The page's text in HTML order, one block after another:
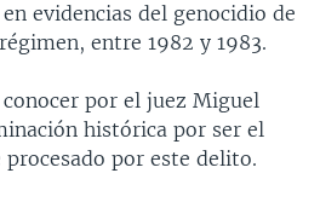
evidencias del genocidio de
entre 1982 y 1983.
por el juez Miguel
histórica por ser el
por este delito.